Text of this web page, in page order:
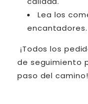
Lea los
encantadores.
¡Todos los
de seguimiento
paso del camino!